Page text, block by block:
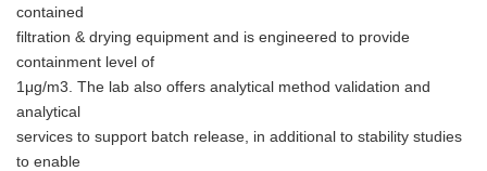
contained
filtration & drying equipment and is engineered to provide
containment level of
1μg/m3. The lab also offers analytical method validation and
analytical
services to support batch release, in additional to stability studies
to enable